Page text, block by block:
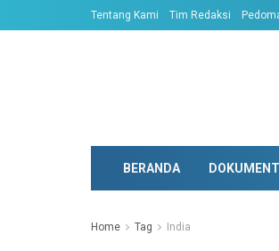
Tentang Kami Tim Redaksi
BERANDA
Home Tag India